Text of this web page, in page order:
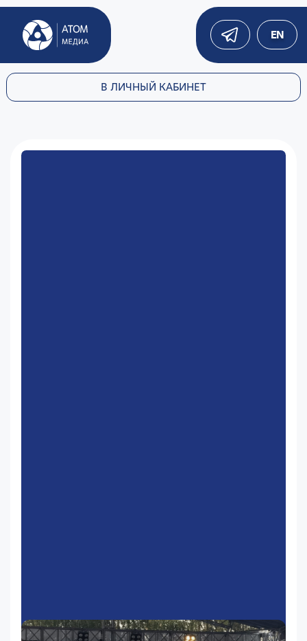
EN
В ЛИЧНЫЙ КАБИНЕТ